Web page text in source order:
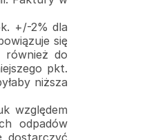
+/-2% dla
się
również do
pkt.
niższa
względem
odpadów
dostarczyć